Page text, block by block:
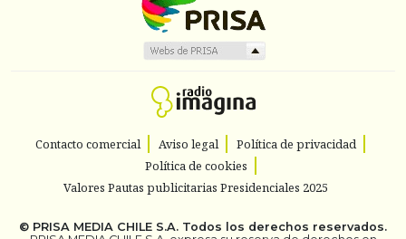
Contacto comercial Aviso legal
Política de privacidad
Política de cookies
Valores Pautas publicitarias Presidenciales 2025
© PRISA MEDIA CHILE S.A. Todos los derechos reservados.